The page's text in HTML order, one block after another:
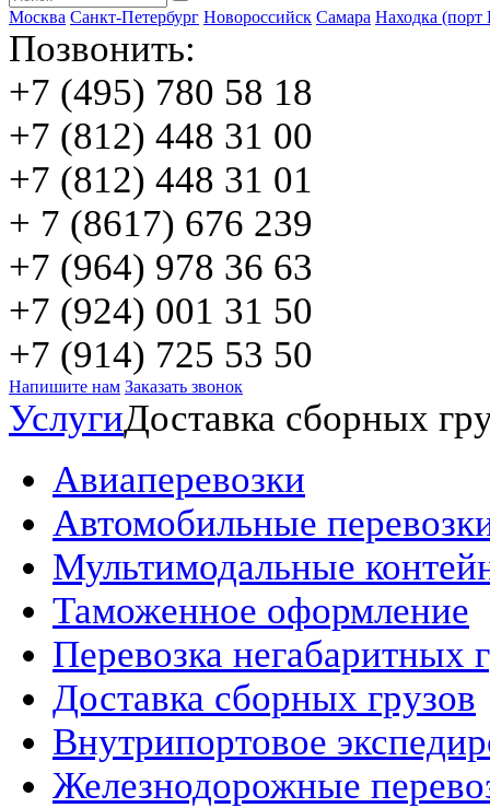
Москва Санкт-Петербург Новороссийск Cамара Находка
Позвонить:
+7 (495) 780 58 18
+7 (812) 448 31 00
+7 (812) 448 31 01
+ 7 (8617) 676 239
+7 (964) 978 36 63
+7 (924) 001 31 50
+7 (914) 725 53 50
Напишите нам Заказать звонок
УслугиДоставка сборных
Авиаперевозки
Автомобильные
Мультимодальные
Таможенное оформление
Перевозка негабаритных
Доставка сборных грузов
Внутрипортовое
Железнодорожные